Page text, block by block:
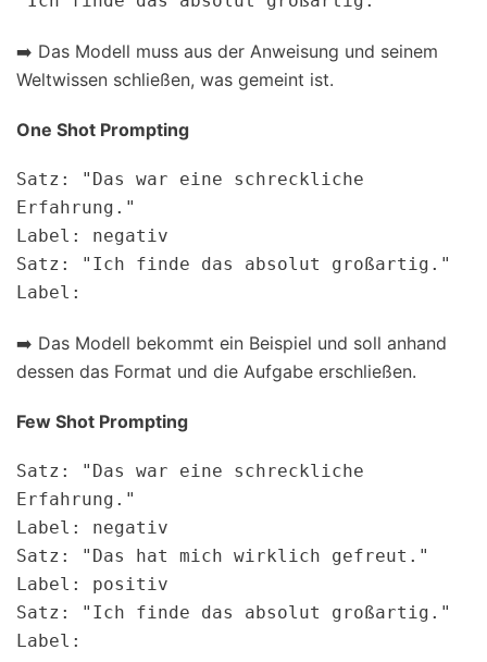
➡️ Das Modell muss aus der Anweisung und seinem
Weltwissen schließen, was gemeint ist.
One Shot Prompting
Satz: "Das war eine schreckliche
Erfahrung."
Label: negativ
Satz: "Ich finde das absolut großartig."
➡️ Das Modell bekommt ein Beispiel und soll anhand
dessen das Format und die Aufgabe erschließen.
Few Shot Prompting
Satz: "Das war eine schreckliche
Erfahrung."
Label: negativ
Satz: "Das hat mich wirklich gefreut."
Label: positiv
Satz: "Ich finde das absolut großartig."